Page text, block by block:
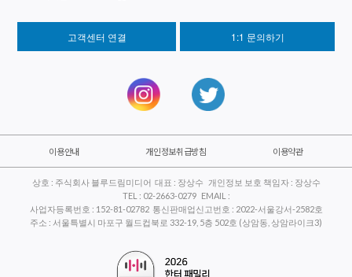
고객센터 연결 1:1 문의하기
이용안내 개인정보취급방침 이용약관
상호 : 주식회사 블루드림미디어 대표 : 장상수 개인정보 보호 책임자 : 장상수
TEL : 02-2663-0279 EMAIL :
사업자등록번호 : 152-81-02782 통신판매업신고번호 : 2022-서울강서-2582호
주소 : 서울특별시 마포구 월드컵북로 332-19, 5층 502호 (상암동, 상암라이크3)